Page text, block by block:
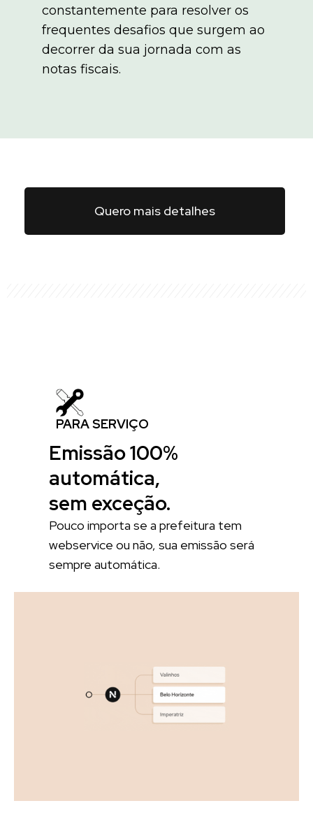
constantemente para resolver os
frequentes desafios que surgem ao
decorrer da sua jornada com as
notas fiscais.
Quero mais detalhes
PARA SERVIÇO
Emissão 100%
automática,
sem exceção.
Pouco importa se a prefeitura tem
webservice ou não, sua emissão será
sempre automática.